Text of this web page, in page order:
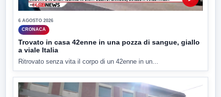
6 AGOSTO 2026
CRONACA
Trovato in casa 42enne in una pozza di sangue, giallo
a viale Italia
Ritrovato senza vita il corpo di un 42enne in un...